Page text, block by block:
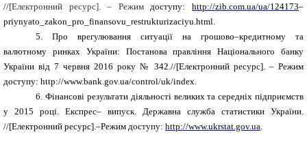
//[Електронний ресурс]. – Режим доступу: http://zib.com.ua/ua/124173–
priynyato_zakon_pro_finansovu_restrukturizaciyu.html.
5.
Про врегулювання ситуації на грошово–кредитному та
валютному ринках України: Постанова правління Національного банку
України від 7 червня 2016 року № 342.//[Електронний ресурс]. – Режим
доступу: http://www.bank.gov.ua/control/uk/index.
6. Фінансові результати діяльності великих та середніх підприємств
у 2015 році. Експрес– випуск. Державна служба статистики України.
//[Електронний ресурс].–Режим доступу: http://www.ukrstat.gov.ua